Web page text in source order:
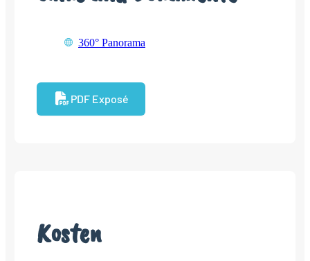
360° Panorama
PDF Exposé
Kosten